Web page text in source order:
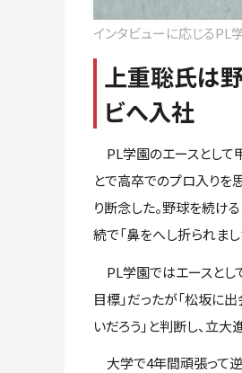
インタビューに応じるPL
上重聡氏は
ビへ入社
PL学園のエースとして
とで高卒でのプロ入りを
り断念した。野球を続け
続で「鼻をへし折られま
PL学園ではエースとし
目標」だったが「松坂に
いだろう」と判断し、立大
大学で4年間頑張って